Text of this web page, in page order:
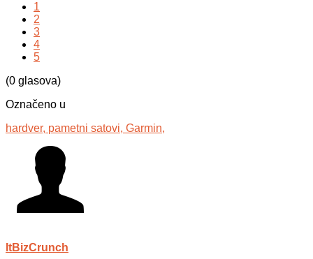
1
2
3
4
5
(0 glasova)
Označeno u
hardver, pametni satovi, Garmin,
ItBizCrunch